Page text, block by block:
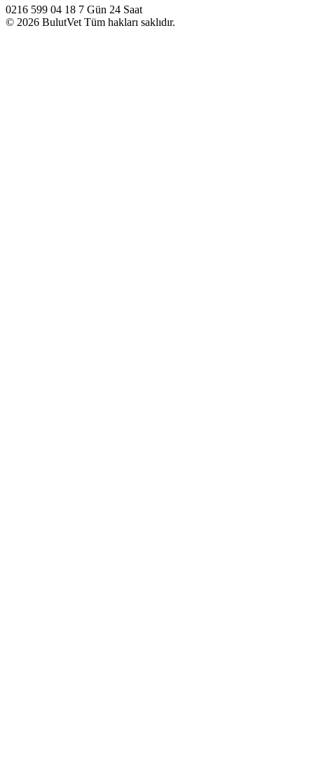
0216 599 04 18 7 Gün 24 Saat
© 2026 BulutVet Tüm hakları saklıdır.